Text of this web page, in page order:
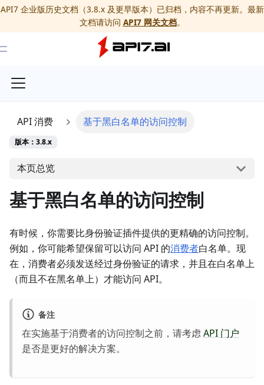
API7 企业版历史文档（3.8.x 及更早版本）已归档，内容不再更新。最新
文档请访问 API7 网关文档。
Toggle Menu
API 消费 基于黑白名单的访问控制
版本：3.8.x
本页总览
基于黑白名单的访问控制
有时候，你需要比身份验证插件提供的更精确的访问控制。
例如，你可能希望保留可以访问 API 的消费者白名单。现
在，消费者必须发送经过身份验证的请求，并且在白名单上
（而且不在黑名单上）才能访问 API。
备注
在实施基于消费者的访问控制之前，请考虑API 门户
是否是更好的解决方案。